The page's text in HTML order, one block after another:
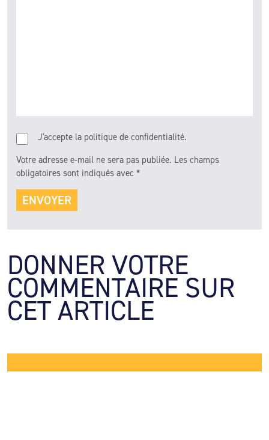
Votre adresse e-mail ne sera pas publiée. Les champs
obligatoires sont indiqués avec *
J'accepte la politique de confidentialité.
DONNER VOTRE
COMMENTAIRE SUR
CET ARTICLE